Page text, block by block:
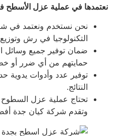
نعتمدها في عملية عزل الأسطح
نحن نستخدم ونعتمد في
التكنولوجيا في رش وتوزيع
ضمان توفير جميع وسائل
حمايتهم من أي ضرر أو
توفير عدد وأدوات يدوية
النتائج.
تحتاج عملية عزل
وتقدم شركة كيان جدة